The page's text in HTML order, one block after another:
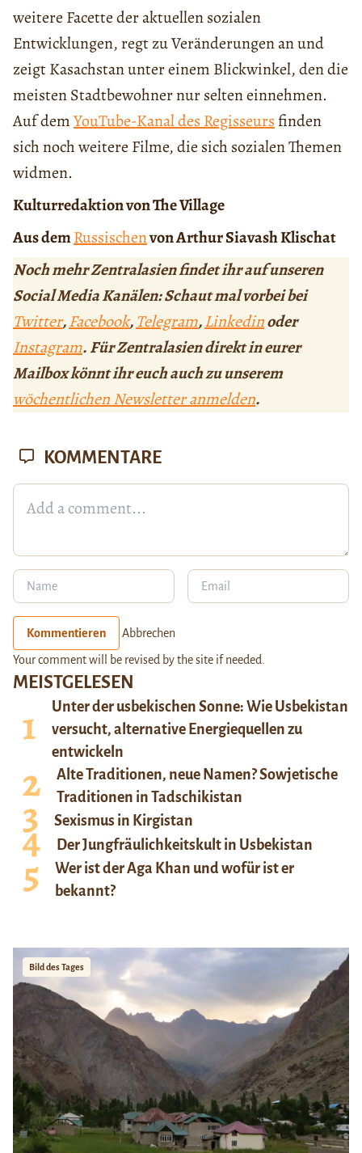
weitere Facette der aktuellen sozialen
Entwicklungen, regt zu Veränderungen an und
zeigt Kasachstan unter einem Blickwinkel, den die
meisten Stadtbewohner nur selten einnehmen.
Auf demYouTube-Kanal des Regisseursfinden
sich noch weitere Filme, die sich sozialen Themen
widmen.
Kulturredaktion von The Village
Aus demRussischenvon Arthur Siavash Klischat
Noch mehr Zentralasien findet ihr auf unseren
Social Media Kanälen: Schaut mal vorbei bei
Twitter,Facebook,Telegram,Linkedinoder
Instagram. Für Zentralasien direkt in eurer
Mailbox könnt ihr euch auch zu unserem
wöchentlichen Newsletter anmelden.
MEISTGELESEN
Unter der usbekischen Sonne: Wie Usbekistan
versucht, alternative Energiequellen zu
entwickeln
Alte Traditionen, neue Namen? Sowjetische
Traditionen in Tadschikistan
Sexismus in Kirgistan
Der Jungfräulichkeitskult in Usbekistan
Wer ist der Aga Khan und wofür ist er
bekannt?
Bild des Tages
KOMMENTARE
Kommentieren Abbrechen
Your comment will be revised by the site if needed.